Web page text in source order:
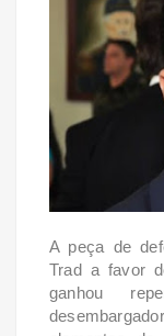
A peça de
Trad a favor
ganhou